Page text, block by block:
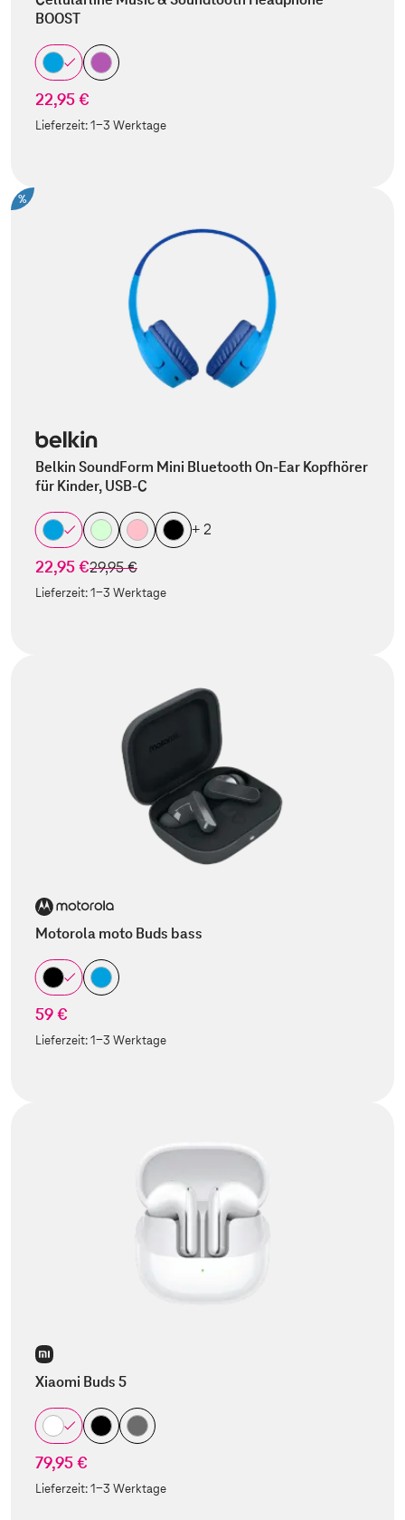
BOOST
22,95 €
Lieferzeit:1-3 Werktage
%
Belkin SoundForm Mini Bluetooth On-Ear Kopfhörer
für Kinder, USB-C
+ 2
22,95 €statt
29,95 €
Lieferzeit:1-3 Werktage
Motorola moto Buds bass
59 €
Lieferzeit:1-3 Werktage
Xiaomi Buds 5
79,95 €
Lieferzeit:1-3 Werktage